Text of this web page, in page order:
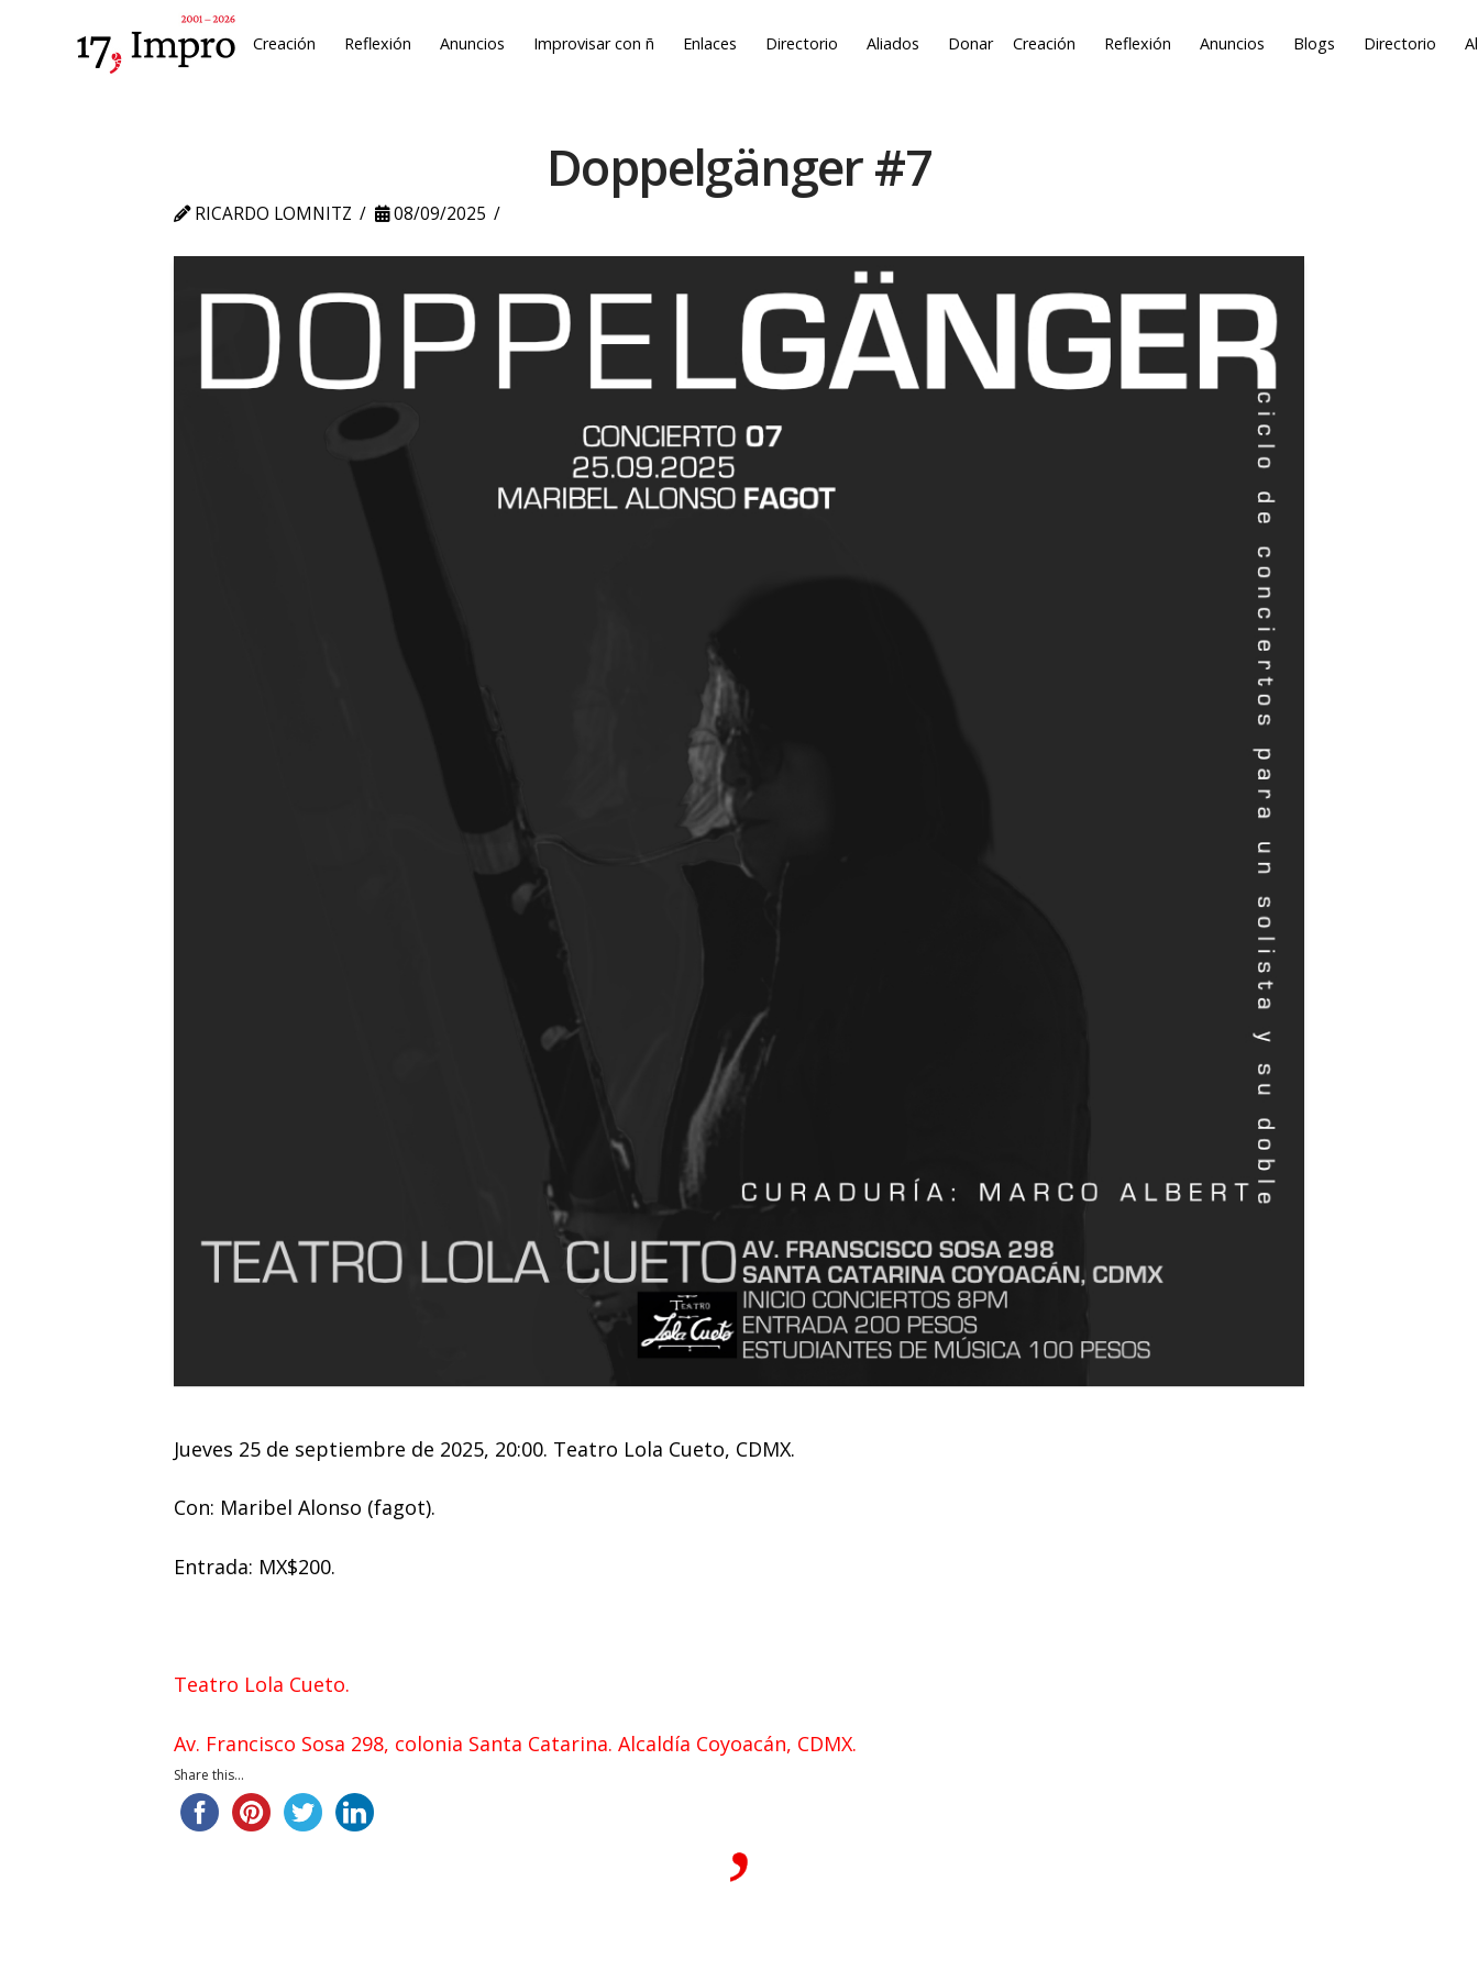
Creación Reflexión Anuncios Improvisar con ñ Enlaces Directorio Aliados Donar Creación Reflexión Anuncios Blogs Directorio
Doppelgänger #7
RICARDO LOMNITZ 08/09/2025
Jueves 25 de septiembre de 2025, 20:00. Teatro Lola Cueto, CDMX.
Con: Maribel Alonso (fagot).
Entrada: MX$200.
Teatro Lola Cueto.
Av. Francisco Sosa 298, colonia Santa Catarina. Alcaldía Coyoacán, CDMX.
Share this...